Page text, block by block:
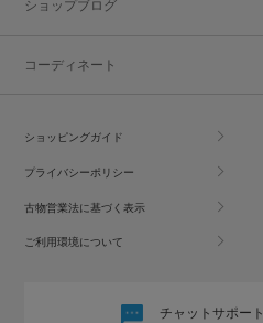
ショップブログ
コーディネート
ショッピングガイド
プライバシーポリシー
古物営業法に基づく表示
ご利用環境について
チャットサポート